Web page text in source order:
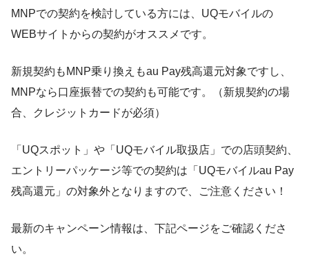
MNPでの契約を検討している方には、UQモバイルの
WEBサイトからの契約がオススメです。
新規契約もMNP乗り換えもau Pay残高還元対象ですし、
MNPなら口座振替での契約も可能です。（新規契約の場
合、クレジットカードが必須）
「UQスポット」や「UQモバイル取扱店」での店頭契約、
エントリーパッケージ等での契約は「UQモバイルau Pay
残高還元」の対象外となりますので、ご注意ください！
最新のキャンペーン情報は、下記ページをご確認くださ
い。